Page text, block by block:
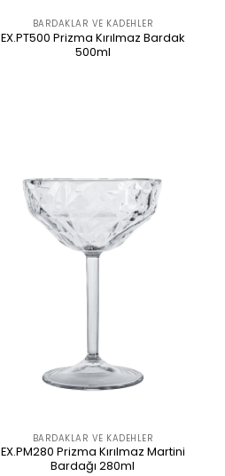
BARDAKLAR VE KADEHLER
EX.PT500 Prizma Kırılmaz Bardak
500ml
BARDAKLAR VE KADEHLER
EX.PM280 Prizma Kırılmaz Martini
Bardağı 280ml